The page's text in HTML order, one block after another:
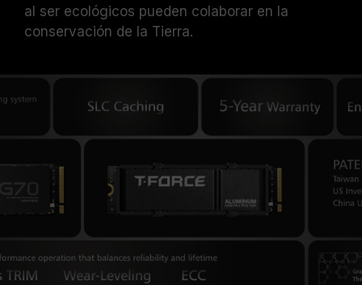
al ser ecológicos pueden colaborar en la
conservación de la Tierra.